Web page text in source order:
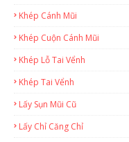
Khép Cánh Mũi
Khép Cuộn Cánh Mũi
Khép Lỗ Tai Vểnh
Khép Tai Vểnh
Lấy Sụn Mũi Cũ
Lấy Chỉ Căng Chỉ